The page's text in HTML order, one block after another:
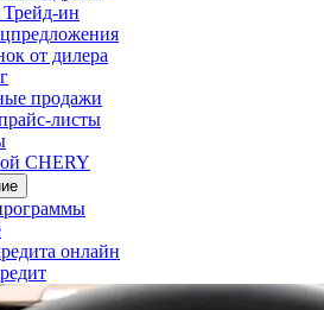
Трейд-ин
от дилера
продажи
листы
CHERY
онлайн